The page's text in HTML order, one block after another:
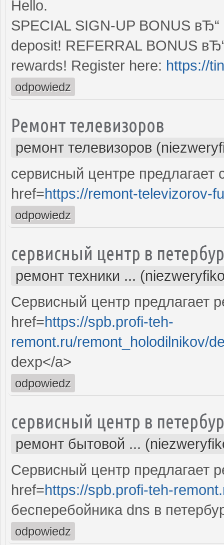
Hello.
SPECIAL SIGN-UP BONUS
deposit! REFERRAL BONUS
rewards! Register here: https://
odpowiedz
Ремонт телевизоров
ремонт телевизоров
сервисный центре
href=https://remont-televizorov-
odpowiedz
сервисный центр в
ремонт техники ...
Сервисный центр предлагает
href=https://spb.profi-teh-
remont.ru/remont_holodilnikov/
dexp</a>
odpowiedz
сервисный центр в
ремонт бытовой ...
Сервисный центр предлагает
href=https://spb.profi-teh-
бесперебойника dns в
odpowiedz